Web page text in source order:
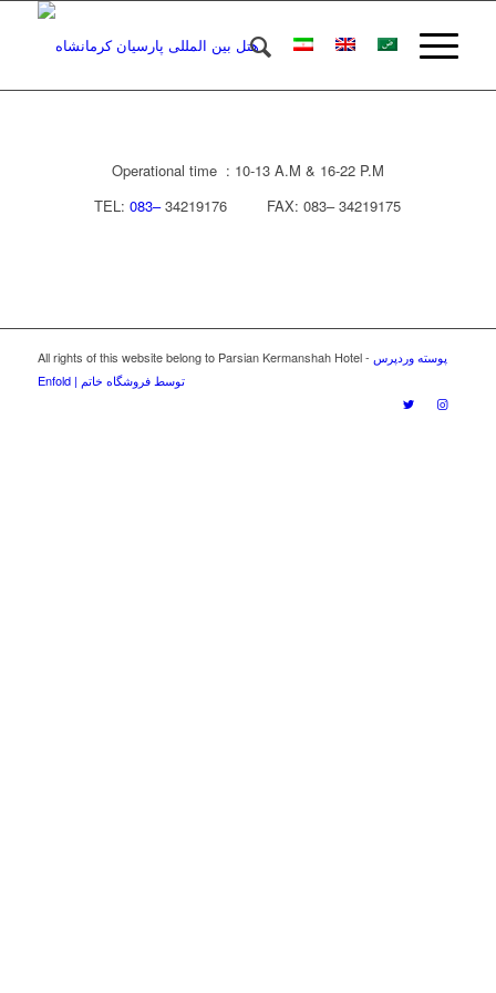
Operational time : 10-13 A.M & 16-22 P.M
TEL:083–34219176 FAX: 083– 34219175
All rights of this website belong to Parsian Kermanshah Hotel - پوسته وردپرس
Enfold | توسط فروشگاه خاتم